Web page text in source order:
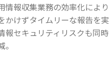
情報収集業務の効率化により
かけずタイムリーな報告を実
報セキュリティリスクも同時